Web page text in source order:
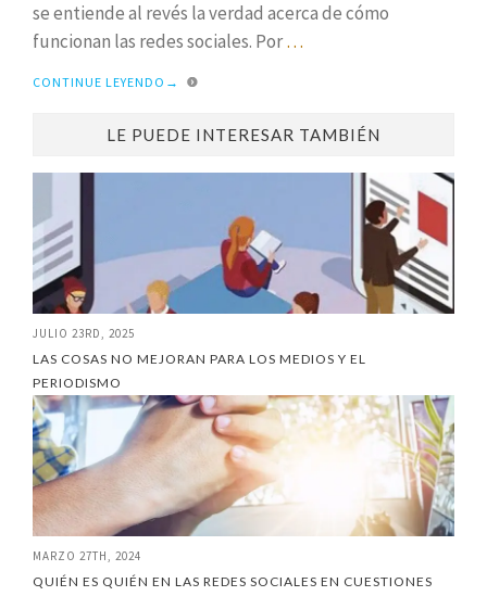
se entiende al revés la verdad acerca de cómo
funcionan las redes sociales. Por…
CONTINUE LEYENDO →
LE PUEDE INTERESAR TAMBIÉN
JULIO 23RD, 2025
LAS COSAS NO MEJORAN PARA LOS MEDIOS Y EL
PERIODISMO
MARZO 27TH, 2024
QUIÉN ES QUIÉN EN LAS REDES SOCIALES EN CUESTIONES